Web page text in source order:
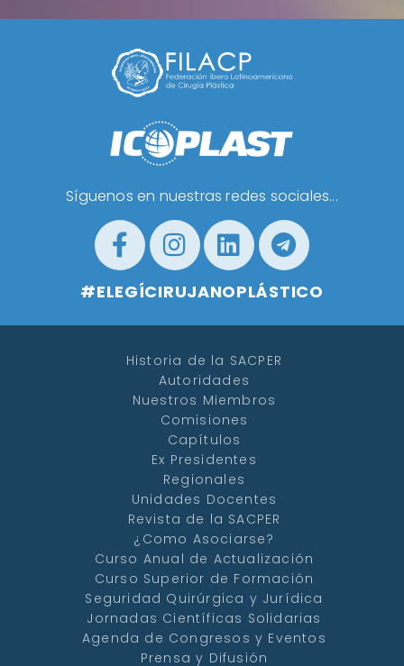
Síguenos en nuestras redes sociales...
#ELEGÍCIRUJANOPLÁSTICO
Historia de la SACPER
Autoridades
Nuestros Miembros
Comisiones
Capítulos
Ex Presidentes
Regionales
Unidades Docentes
Revista de la SACPER
¿Como Asociarse?
Curso Anual de Actualización
Curso Superior de Formación
Seguridad Quirúrgica y Jurídica
Jornadas Científicas Solidarias
Agenda de Congresos y Eventos
Prensa y Difusión